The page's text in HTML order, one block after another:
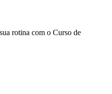
rotina com o Curso de